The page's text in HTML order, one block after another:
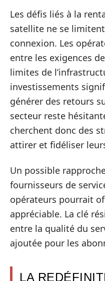
Les défis liés à la
satellite ne se
connexion. Les
entre les exigences
limites de
investissements
générer des retours
secteur reste
cherchent donc des
attirer et fidéliser
Un possible
fournisseurs de
opérateurs pourrait
appréciable. La clé
entre la qualité du
ajoutée pour les
LA